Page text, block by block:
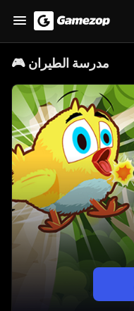
🎮 مدرسة الطيران